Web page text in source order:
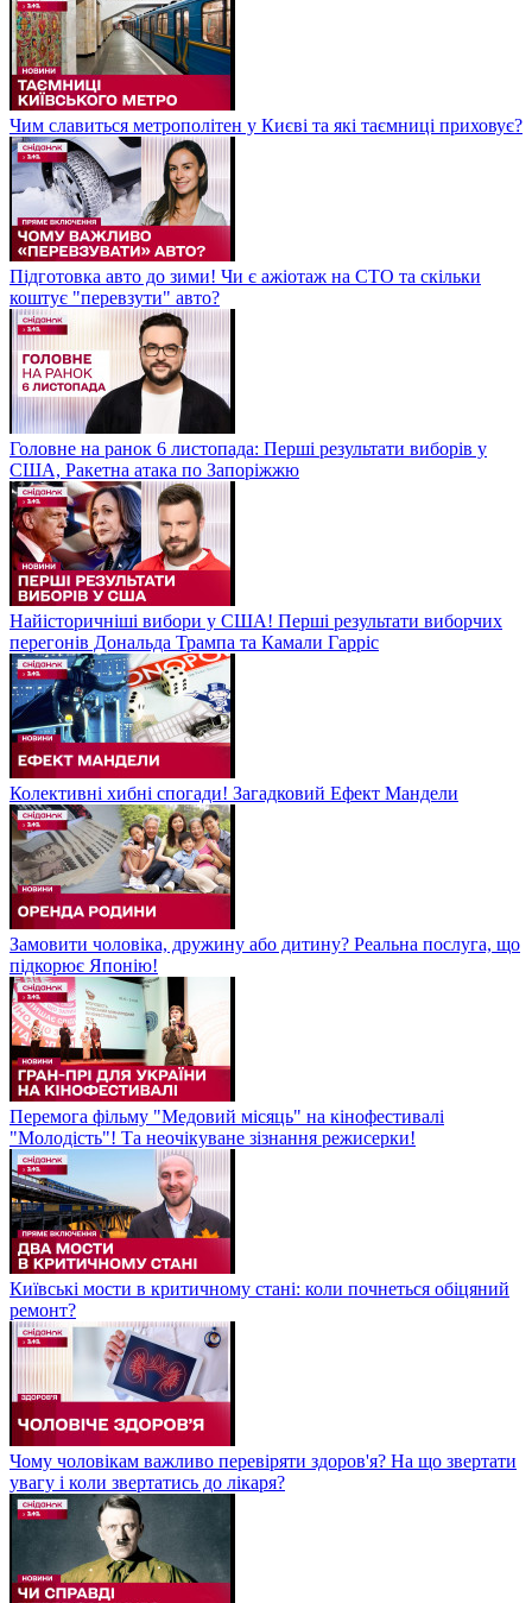
Чим славиться метрополітен у Києві та які таємниці приховує?
Підготовка авто до зими! Чи є ажіотаж на СТО та скільки
коштує "перевзути" авто?
Головне на ранок 6 листопада: Перші результати виборів у
США, Ракетна атака по Запоріжжю
Найісторичніші вибори у США! Перші результати виборчих
перегонів Дональда Трампа та Камали Гарріс
Колективні хибні спогади! Загадковий Ефект Мандели
Замовити чоловіка, дружину або дитину? Реальна послуга, що
підкорює Японію!
Перемога фільму "Медовий місяць" на кінофестивалі
"Молодість"! Та неочікуване зізнання режисерки!
Київські мости в критичному стані: коли почнеться обіцяний
ремонт?
Чому чоловікам важливо перевіряти здоров'я? На що звертати
увагу і коли звертатись до лікаря?